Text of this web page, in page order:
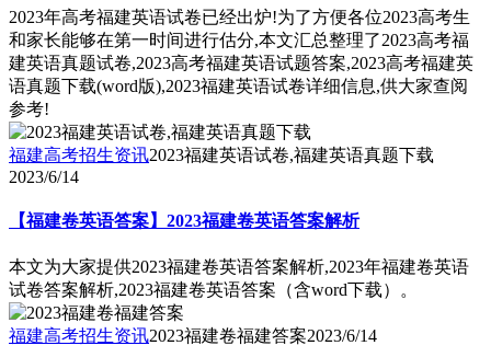
2023年高考福建英语试卷已经出炉!为了方便各位2023高考生
和家长能够在第一时间进行估分,本文汇总整理了2023高考福
建英语真题试卷,2023高考福建英语试题答案,2023高考福建英
语真题下载(word版),2023福建英语试卷详细信息,供大家查阅
参考!
福建高考招生资讯2023福建英语试卷,福建英语真题下载
2023/6/14
【福建卷英语答案】2023福建卷英语答案解析
本文为大家提供2023福建卷英语答案解析,2023年福建卷英语
试卷答案解析,2023福建卷英语答案（含word下载）。
福建高考招生资讯2023福建卷福建答案2023/6/14